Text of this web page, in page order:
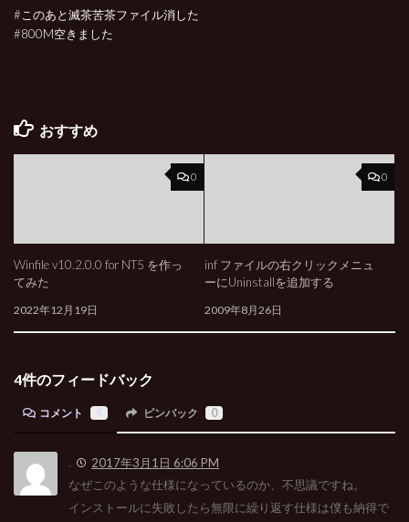
#このあと滅茶苦茶ファイル消した
#800M空きました
おすすめ
0
Winfile v10.2.0.0 for NT5 を作っ
てみた
2022年12月19日
0
inf ファイルの右クリックメニュ
ーにUninstallを追加する
2009年8月26日
4件のフィードバック
コメント ピンバック 0
.
2017年3月1日 6:06 PM
なぜこのような仕様になっているのか、不思議ですね。
インストールに失敗したら無限に繰り返す仕様は僕も納得で